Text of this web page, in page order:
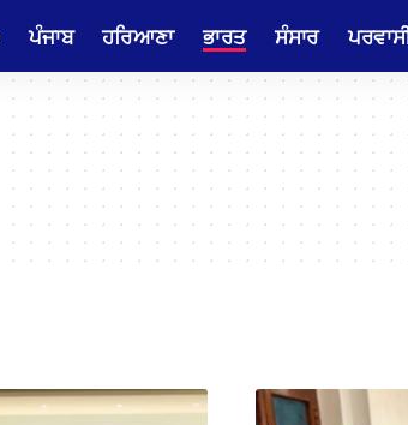
ਪੰਜਾਬ ਹਰਿਆਣਾ ਭਾਰਤ ਸੰਸਾਰ